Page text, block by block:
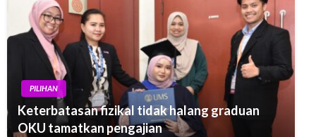
PILIHAN
Keterbatasan fizikal tidak halang graduan
OKU tamatkan pengajian